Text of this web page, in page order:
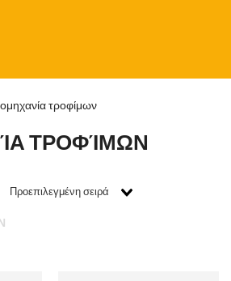
τροφίμων
ΤΡΟΦΊΜΩΝ
Προεπιλεγμένη σειρά